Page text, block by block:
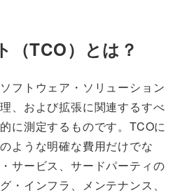
（TCO）とは？
フトウェア・ソリューション
、および拡張に関連するすべ
に測定するものです。TCOに
ような明確な費用だけでな
サービス、サードパーティの
・インフラ、メンテナンス、